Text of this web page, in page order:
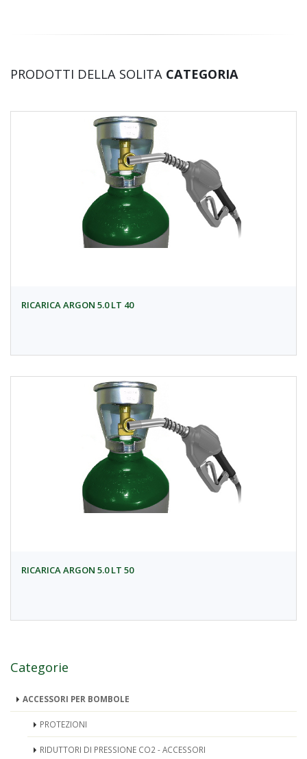
PRODOTTI DELLA SOLITA CATEGORIA
RICARICA ARGON 5.0 LT 40
RICARICA ARGON 5.0 LT 50
Categorie
ACCESSORI PER BOMBOLE
PROTEZIONI
RIDUTTORI DI PRESSIONE CO2 - ACCESSORI